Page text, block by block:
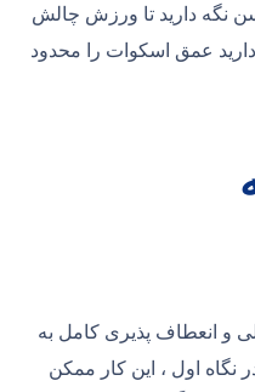
نگه دارید تا ورزش چالش
دارید عمق اسکوات را محدود
و انعطاف پذیری کامل به
نگاه اول ، این کار ممکن